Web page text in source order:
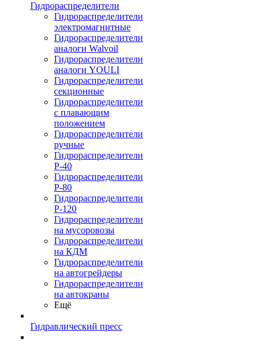
Гидрораспределители
Гидрораспределители
электромагнитные
Гидрораспределители
аналоги Walvoil
Гидрораспределители
аналоги YOULI
Гидрораспределители
секционные
Гидрораспределители
с плавающим
положением
Гидрораспределители
ручные
Гидрораспределители
Р-40
Гидрораспределители
Р-80
Гидрораспределители
Р-120
Гидрораспределители
на мусоровозы
Гидрораспределители
на КДМ
Гидрораспределители
на автогрейдеры
Гидрораспределители
на автокраны
Ещё
Гидравлический пресс